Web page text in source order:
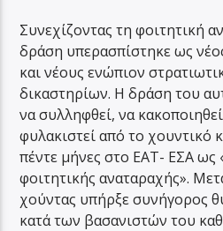
Συνεχίζοντας τη φοιτητική
δράση υπερασπίστηκε ως
και νέους ενώπιον
δικαστηρίων. Η δράση του
να συλληφθεί, να
φυλακιστεί από το χουντικό
πέντε μήνες στο ΕΑΤ- ΕΣΑ ως
φοιτητικής αναταραχής».
χούντας υπήρξε συνήγορος
κατά των βασανιστών του